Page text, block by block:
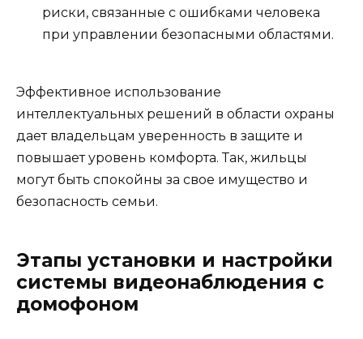
риски, связанные с ошибками человека
при управлении безопасными областями.
Эффективное использование
интеллектуальных решений в области охраны
дает владельцам уверенность в защите и
повышает уровень комфорта. Так, жильцы
могут быть спокойны за свое имущество и
безопасность семьи.
Этапы установки и настройки
системы видеонаблюдения с
домофоном